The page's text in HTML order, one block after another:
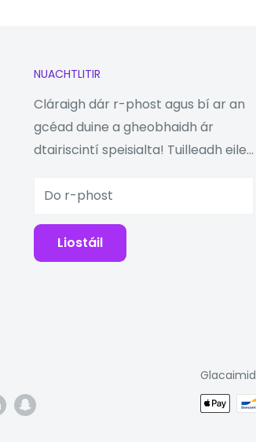
NUACHTLITIR
Cláraigh dár r-phost agus bí ar an
gcéad duine a gheobhaidh ár
dtairiscintí speisialta! Tuilleadh eile...
Do r-phost
Liostáil
Glacaimid